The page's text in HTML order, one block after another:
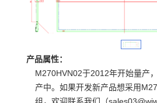
产品属性：
M270HVN02于2012年开始量产
产中。如果开发新产品想采用